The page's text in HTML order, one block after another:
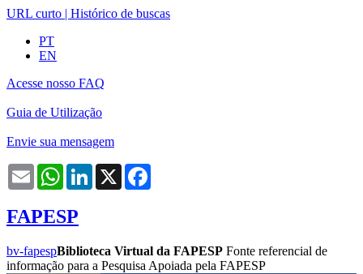
URL curto | Histórico de buscas
PT
EN
Acesse nosso FAQ
Guia de Utilização
Envie sua mensagem
Email WhatsAppLinkedIn
X
FAPESP
bv-fapespBiblioteca Virtual da FAPESP Fonte referencial de
informação para a Pesquisa Apoiada pela FAPESP